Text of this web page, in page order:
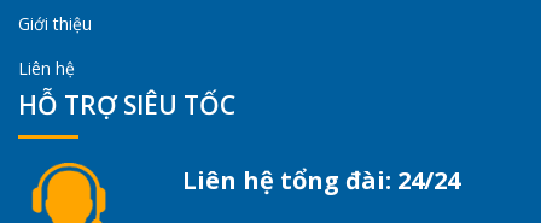
Giới thiệu
Liên hệ
HỖ TRỢ SIÊU TỐC
Liên hệ tổng đài: 24/24